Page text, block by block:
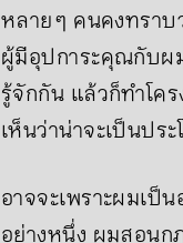
หลาย ๆ คนคงทรา
ผู้มีอุปการะคุณกับผม
รู้จักกัน แล้วก็ทำโค
เห็นว่าน่าจะเป็นปร
อาจจะเพราะผมเ
อย่างหนึ่ง ผมสอน